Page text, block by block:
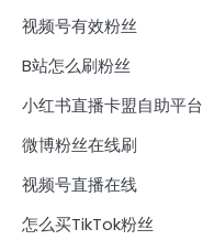
视频号有效粉丝
B站怎么刷粉丝
小红书直播卡盟自助平台
微博粉丝在线刷
视频号直播在线
怎么买TikTok粉丝